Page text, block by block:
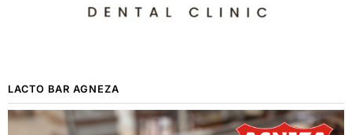
LACTO BAR AGNEZA